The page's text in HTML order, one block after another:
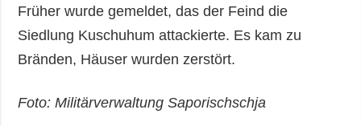
Früher wurde gemeldet, das der Feind die
Siedlung Kuschuhum attackierte. Es kam zu
Bränden, Häuser wurden zerstört.
Foto: Militärverwaltung Saporischschja